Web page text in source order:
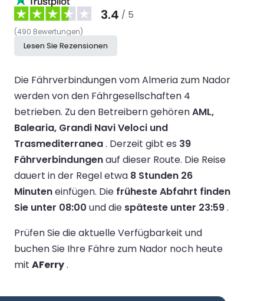
3.4 / 5
(490 Bewertungen)
Lesen Sie Rezensionen
Die Fährverbindungen vom Almeria zum Nador
werden von den Fährgesellschaften 4
betrieben. Zu den Betreibern gehörenAML,
Balearia, Grandi Navi Veloci und
Trasmediterranea. Derzeit gibt es 39
Fährverbindungenauf dieser Route. Die Reise
dauert in der Regel etwa 8 Stunden 26
Minuteneinfügen. Die früheste Abfahrt finden
Sie unter 08:00 und die späteste unter 23:59.
Prüfen Sie die aktuelle Verfügbarkeit und
buchen Sie Ihre Fähre zum Nador noch heute
mit AFerry.